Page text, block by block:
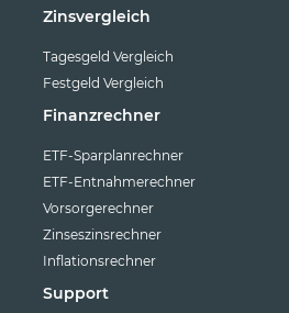
Zinsvergleich
Tagesgeld Vergleich
Festgeld Vergleich
Finanzrechner
ETF-Sparplanrechner
ETF-Entnahmerechner
Vorsorgerechner
Zinseszinsrechner
Inflationsrechner
Support